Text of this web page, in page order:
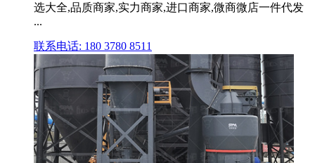
选大全,品质商家,实力商家,进口商家,微商微店一件代发
...
联系电话: 180 3780 8511